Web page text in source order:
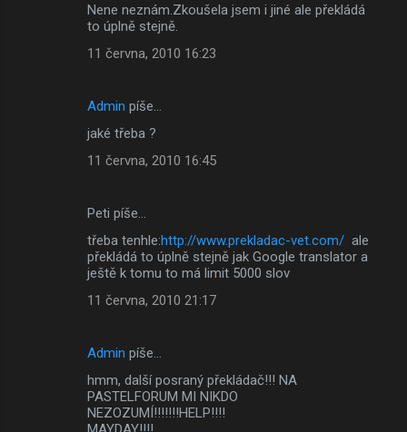
Nene neznám.Zkoušela jsem i jiné ale překládá
to úplně stejně.
11 června, 2010 16:23
Admin píše…
jaké třeba ?
11 června, 2010 16:45
Peti píše…
třeba tenhle:http://www.prekladac-vet.com/ ale
překládá to úplně stejně jak Google translator a
ještě k tomu to má limit 5000 slov
11 června, 2010 21:17
Admin píše…
hmm, další posraný překládač!!! NA
PASTELFORUM MI NIKDO
NEZOZUMÍ!!!!!!!HELP!!!!